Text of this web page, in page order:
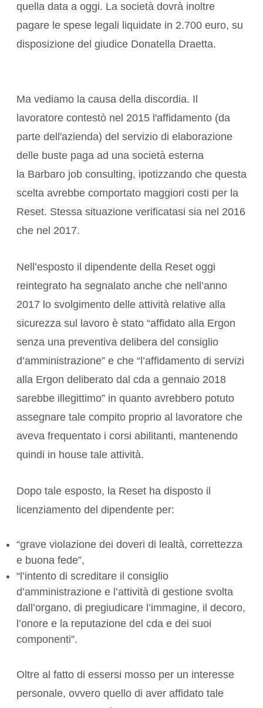
quella data a oggi. La società dovrà inoltre
pagare le spese legali liquidate in 2.700 euro, su
disposizione del giudice Donatella Draetta.
Ma vediamo la causa della discordia. Il
lavoratore contestò nel 2015 l'affidamento (da
parte dell'azienda) del servizio di elaborazione
delle buste paga ad una società esterna
la Barbaro job consulting, ipotizzando che questa
scelta avrebbe comportato maggiori costi per la
Reset. Stessa situazione verificatasi sia nel 2016
che nel 2017.
Nell’esposto il dipendente della Reset oggi
reintegrato ha segnalato anche che nell’anno
2017 lo svolgimento delle attività relative alla
sicurezza sul lavoro è stato “affidato alla Ergon
senza una preventiva delibera del consiglio
d’amministrazione” e che “l’affidamento di servizi
alla Ergon deliberato dal cda a gennaio 2018
sarebbe illegittimo” in quanto avrebbero potuto
assegnare tale compito proprio al lavoratore che
aveva frequentato i corsi abilitanti, mantenendo
quindi in house tale attività.
Dopo tale esposto, la Reset ha disposto il
licenziamento del dipendente per:
“grave violazione dei doveri di lealtà, correttezza
e buona fede”,
“l’intento di screditare il consiglio
d’amministrazione e l’attività di gestione svolta
dall’organo, di pregiudicare l’immagine, il decoro,
l’onore e la reputazione del cda e dei suoi
componenti”.
Oltre al fatto di essersi mosso per un interesse
personale, ovvero quello di aver affidato tale